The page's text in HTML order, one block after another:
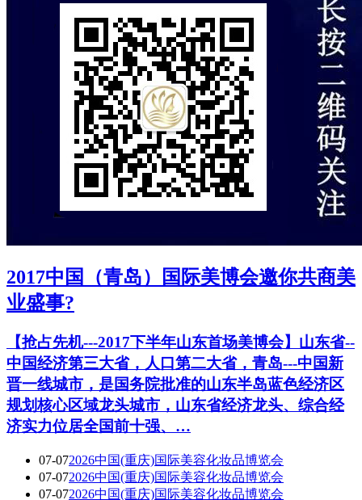
2017中国（青岛）国际美博会邀你共商美
业盛事?
【抢占先机---2017下半年山东首场美博会】山东省--
中国经济第三大省，人口第二大省，青岛---中国新
晋一线城市，是国务院批准的山东半岛蓝色经济区
规划核心区域龙头城市，山东省经济龙头、综合经
济实力位居全国前十强、…
07-072026中国(重庆)国际美容化妆品博览会
07-072026中国(重庆)国际美容化妆品博览会
07-072026中国(重庆)国际美容化妆品博览会